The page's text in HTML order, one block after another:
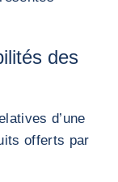
des
d’une
offerts par